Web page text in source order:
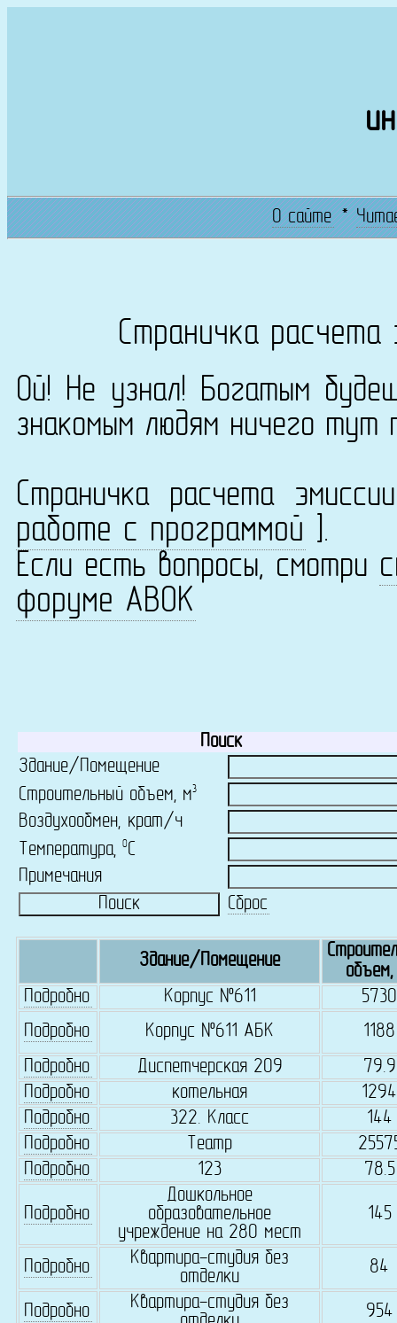
О сайте*
Страничка
Ой! Не узнал! Богатым
знакомым людям ничего тут
Страничка расчета
работе с программой ].
Если есть вопросы, смотри
форуме АВОК
Поиск
Здание/Помещение
Строительный объем, м3
Воздухообмен, крат/ч
Температура, 0C
Примечания
Сброс
Здание/Помещение
Подробно
Корпус №611
5730
Подробно
Корпус №611 АБК
1188
Подробно
Диспетчерская 209
79.9
Подробно
котельная
1294
Подробно
322. Класс
144
Подробно
Театр
Подробно
123 78.5
Подробно
Дошкольное
образовательное
учреждение на 280 мест
145
Подробно
Квартира-студия без
отделки
84
Подробно
Квартира-студия без
954